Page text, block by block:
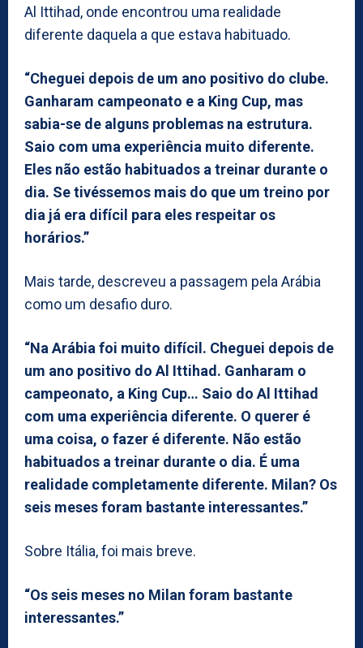
Al Ittihad, onde encontrou uma realidade
diferente daquela a que estava habituado.
“Cheguei depois de um ano positivo do clube.
Ganharam campeonato e a King Cup, mas
sabia-se de alguns problemas na estrutura.
Saio com uma experiência muito diferente.
Eles não estão habituados a treinar durante o
dia. Se tivéssemos mais do que um treino por
dia já era difícil para eles respeitar os
horários.”
Mais tarde, descreveu a passagem pela Arábia
como um desafio duro.
“Na Arábia foi muito difícil. Cheguei depois de
um ano positivo do Al Ittihad. Ganharam o
campeonato, a King Cup… Saio do Al Ittihad
com uma experiência diferente. O querer é
uma coisa, o fazer é diferente. Não estão
habituados a treinar durante o dia. É uma
realidade completamente diferente. Milan? Os
seis meses foram bastante interessantes.”
Sobre Itália, foi mais breve.
“Os seis meses no Milan foram bastante
interessantes.”